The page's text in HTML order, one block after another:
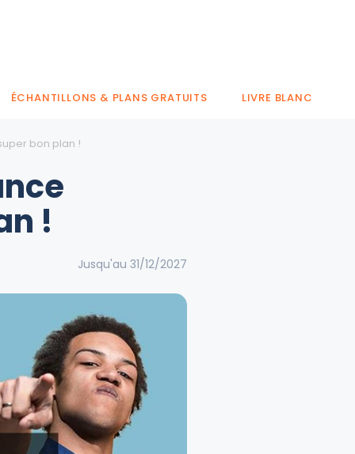
ÉCHANTILLONS & PLANS GRATUITS LIVRE BLANC
bon plan !
!
Jusqu'au 31/12/2027